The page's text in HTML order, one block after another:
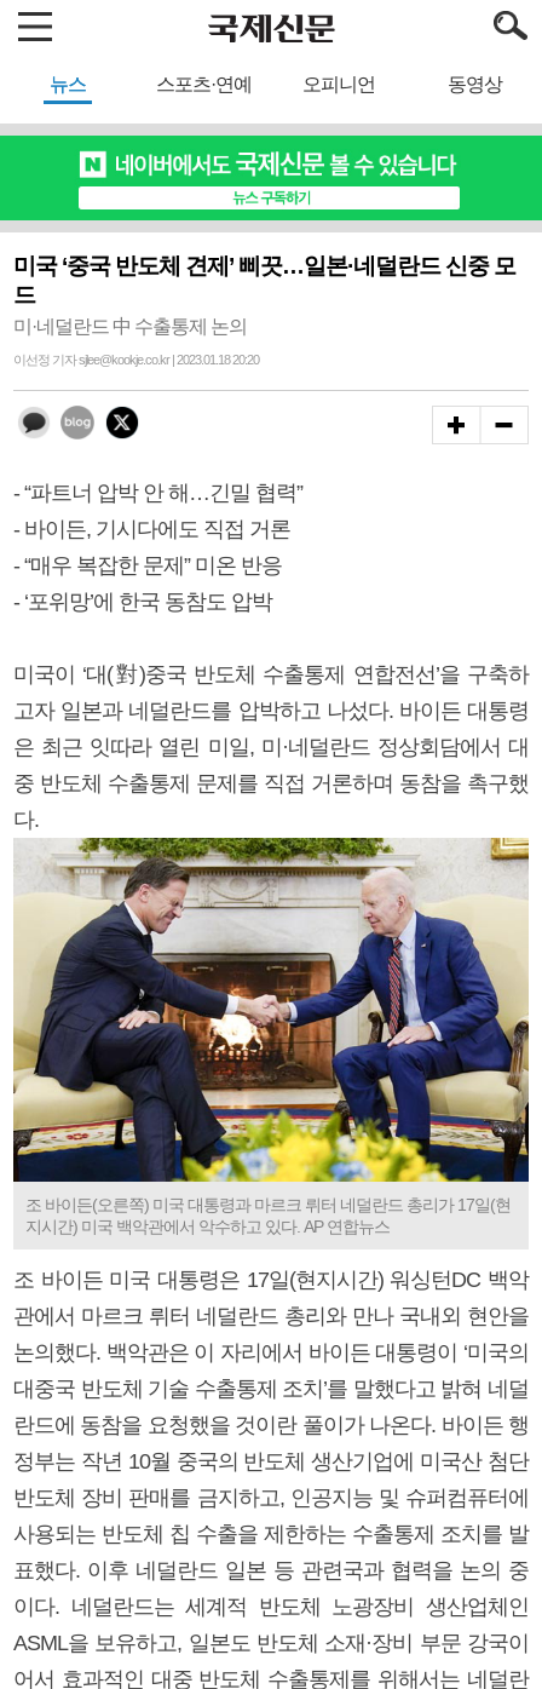
뉴스 스포츠·연예 오피니언 동영상
미국 ‘중국 반도체 견제’ 삐끗…일본·네덜란드 신중 모
드
미·네덜란드 中 수출통제 논의
이선정 기자 sjlee@kookje.co.kr | 2023.01.18 20:20
- “파트너 압박 안 해…긴밀 협력”
- 바이든, 기시다에도 직접 거론
- “매우 복잡한 문제” 미온 반응
- ‘포위망’에 한국 동참도 압박
미국이 ‘대(對)중국 반도체 수출통제 연합전선’을 구축하
고자 일본과 네덜란드를 압박하고 나섰다. 바이든 대통령
은 최근 잇따라 열린 미일, 미·네덜란드 정상회담에서 대
중 반도체 수출통제 문제를 직접 거론하며 동참을 촉구했
다.
조 바이든(오른쪽) 미국 대통령과 마르크 뤼터 네덜란드 총리가 17일(현
지시간) 미국 백악관에서 악수하고 있다. AP 연합뉴스
조 바이든 미국 대통령은 17일(현지시간) 워싱턴DC 백악
관에서 마르크 뤼터 네덜란드 총리와 만나 국내외 현안을
논의했다. 백악관은 이 자리에서 바이든 대통령이 ‘미국의
대중국 반도체 기술 수출통제 조치’를 말했다고 밝혀 네덜
란드에 동참을 요청했을 것이란 풀이가 나온다. 바이든 행
정부는 작년 10월 중국의 반도체 생산기업에 미국산 첨단
반도체 장비 판매를 금지하고, 인공지능 및 슈퍼컴퓨터에
사용되는 반도체 칩 수출을 제한하는 수출통제 조치를 발
표했다. 이후 네덜란드 일본 등 관련국과 협력을 논의 중
이다. 네덜란드는 세계적 반도체 노광장비 생산업체인
ASML을 보유하고, 일본도 반도체 소재·장비 부문 강국이
어서 효과적인 대중 반도체 수출통제를 위해서는 네덜란